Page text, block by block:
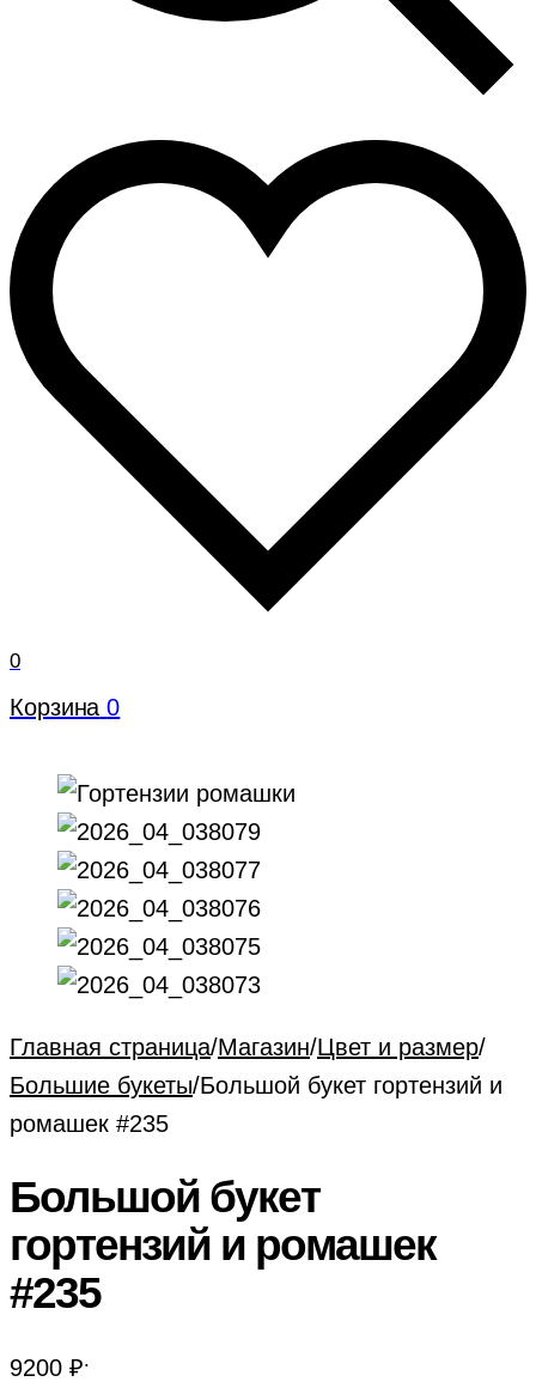
0
Корзина 0
Главная страница/Магазин/Цвет и размер/
Большие букеты/Большой букет гортензий и
ромашек #235
Большой букет
гортензий и ромашек
#235
9200 ₽.